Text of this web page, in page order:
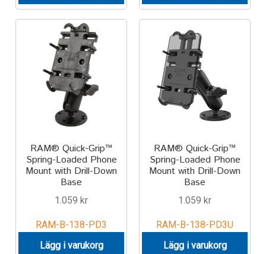
Speaker
Forklift
Lift Truck
Produkter efter varumärken
RAM® Quick-Grip™
Spring-Loaded Phone
Mount with Drill-Down
Base
1.059 kr
RAM-B-138-PD3
Lägg i varukorg
RAM® Quick-Grip™
Spring-Loaded Phone
Mount with Drill-Down
Base
1.059 kr
RAM-B-138-PD3U
Lägg i varukorg